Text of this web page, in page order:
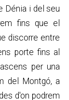
Dénia i del seu
fins que el
discorre entre
porte fins al
per una
del Montgó, a
d'on podrem